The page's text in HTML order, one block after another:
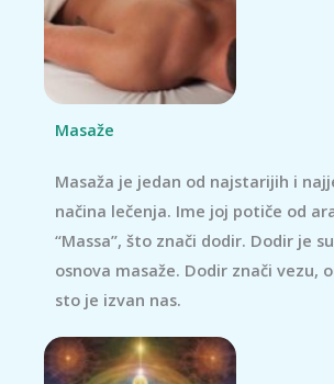
Masaže
Masaža je jedan od najstarijih i
načina lečenja. Ime joj potiče od
“Massa”, što znači dodir. Dodir je
osnova masaže. Dodir znači vezu,
sto je izvan nas.